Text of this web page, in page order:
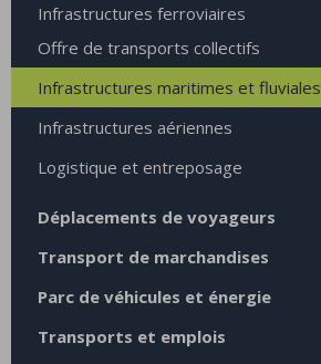
Infrastructures ferroviaires
Offre de transports collectifs
Infrastructures maritimes et fluviales
Infrastructures aériennes
Logistique et entreposage
Déplacements de voyageurs
Transport de marchandises
Parc de véhicules et énergie
Transports et emplois